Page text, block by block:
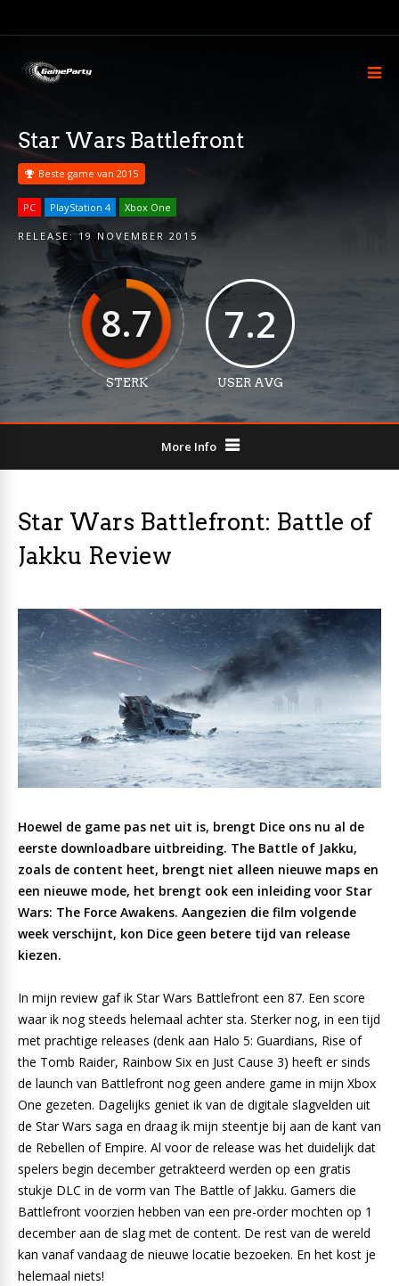
Star Wars Battlefront
Beste game van 2015
PC PlayStation 4 Xbox One
RELEASE:19 NOVEMBER 2015
8.7
STERK
7.2
USER AVG
More Info
Star Wars Battlefront: Battle of
Jakku Review
Hoewel de game pas net uit is, brengt Dice ons nu al de
eerste downloadbare uitbreiding. The Battle of Jakku,
zoals de content heet, brengt niet alleen nieuwe maps en
een nieuwe mode, het brengt ook een inleiding voor Star
Wars: The Force Awakens. Aangezien die film volgende
week verschijnt, kon Dice geen betere tijd van release
kiezen.
In mijn review gaf ik Star Wars Battlefront een 87. Een score
waar ik nog steeds helemaal achter sta. Sterker nog, in een tijd
met prachtige releases (denk aan Halo 5: Guardians, Rise of
the Tomb Raider, Rainbow Six en Just Cause 3) heeft er sinds
de launch van Battlefront nog geen andere game in mijn Xbox
One gezeten. Dagelijks geniet ik van de digitale slagvelden uit
de Star Wars saga en draag ik mijn steentje bij aan de kant van
de Rebellen of Empire. Al voor de release was het duidelijk dat
spelers begin december getrakteerd werden op een gratis
stukje DLC in de vorm van The Battle of Jakku. Gamers die
Battlefront voorzien hebben van een pre-order mochten op 1
december aan de slag met de content. De rest van de wereld
kan vanaf vandaag de nieuwe locatie bezoeken. En het kost je
helemaal niets!